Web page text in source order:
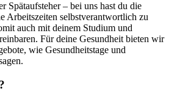
Spätaufsteher – bei uns hast du die
Arbeitszeiten selbstverantwortlich zu
auch mit deinem Studium und
Für deine Gesundheit bieten wir
wie Gesundheitstage und